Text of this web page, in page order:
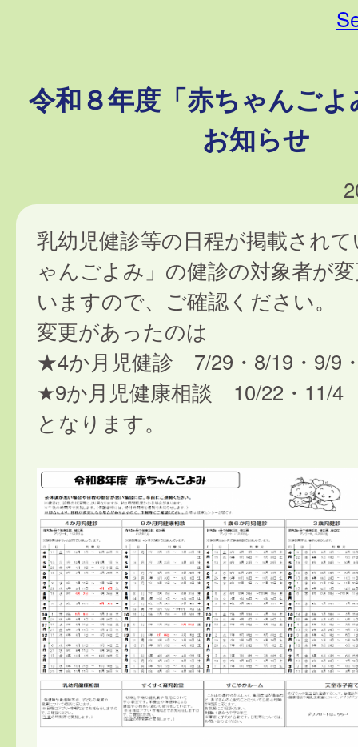
令和８年度「赤ちゃんご
お知らせ
乳幼児健診等の日程が掲載され
ゃんごよみ」の健診の対象者が
いますので、ご確認ください。
変更があったのは
★4か月児健診 7/29・8/19・9/9
★9か月児健康相談 10/22・11/4
となります。